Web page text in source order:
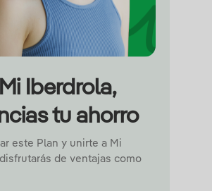
Iberdrola,
tu ahorro
este Plan y unirte a Mi
disfrutarás de ventajas como